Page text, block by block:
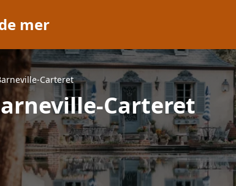
mer
Carteret
Carteret